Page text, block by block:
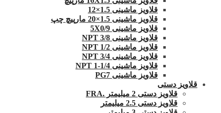
قلاویز ماشینی 1.5×12
قلاویز ماشینی 1.5×20 مارپیچ چپ
قلاویز ماشینی 5X0/9
قلاویز ماشینی 3/8 NPT
قلاویز ماشینی 1/2 NPT
قلاویز ماشینی 3/4 NPT
قلاویز ماشینی 1/4-1 NPT
قلاویز ماشینی PG7
قلاویز دستی
قلاویز دستی 2 میلیمتر .FRA
قلاویز دستی 2.5 میلیمتر